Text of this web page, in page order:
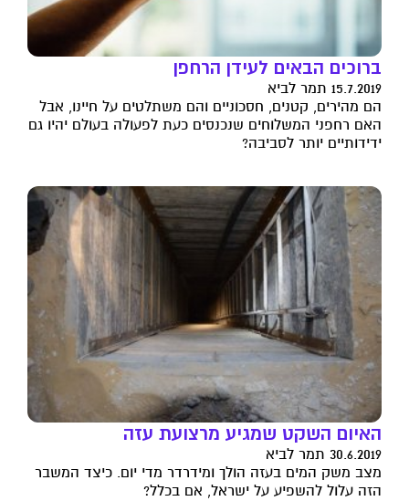
ברוכים הבאים לעידן הרחפן
15.7.2019 תמר לביא
הם מהירים, קטנים, חסכוניים והם משתלטים על חיינו, אבל
האם רחפני המשלוחים שנכנסים כעת לפעולה בעולם יהיו גם
ידידותיים יותר לסביבה?
האיום השקט שמגיע מרצועת עזה
30.6.2019 תמר לביא
מצב משק המים בעזה הולך ומידרדר מדי יום. כיצד המשבר
הזה עלול להשפיע על ישראל, אם בכלל?